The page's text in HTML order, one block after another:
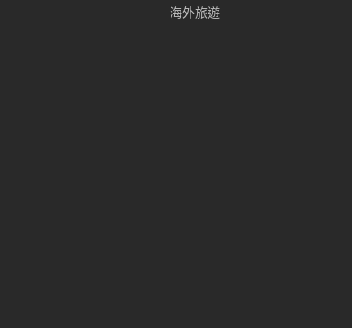
海外旅遊